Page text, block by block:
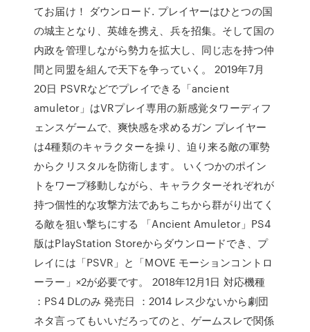
てお届け！ ダウンロード. プレイヤーはひとつの国
の城主となり、英雄を携え、兵を招集。そして国の
内政を管理しながら勢力を拡大し、同じ志を持つ仲
間と同盟を組んで天下を争っていく。 2019年7月
20日 PSVRなどでプレイできる「ancient
amuletor」はVRプレイ専用の新感覚タワーディフ
ェンスゲームで、爽快感を求めるガン プレイヤー
は4種類のキャラクターを操り、迫り来る敵の軍勢
からクリスタルを防衛します。 いくつかのポイン
トをワープ移動しながら、キャラクターそれぞれが
持つ個性的な攻撃方法であちこちから群がり出てく
る敵を狙い撃ちにする 「Ancient Amuletor」PS4
版はPlayStation Storeからダウンロードでき、プ
レイには「PSVR」と「MOVE モーションコントロ
ーラー」×2が必要です。 2018年12月1日 対応機種
：PS4 DLのみ 発売日 ：2014 レス少ないから劇団
ネタ言ってもいいだろってのと、ゲームスレで関係